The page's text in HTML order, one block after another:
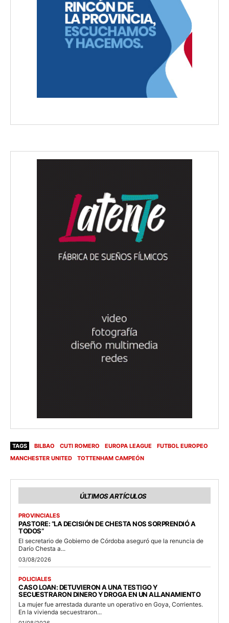
TAGS BILBAO CUTI ROMERO EUROPA LEAGUE
FUTBOL EUROPEO
MANCHESTER UNITED
TOTTENHAM CAMPEÓN
ÚLTIMOS ARTÍCULOS
PROVINCIALES
PASTORE: “LA DECISIÓN DE CHESTA NOS SORPRENDIÓ A
TODOS”
El secretario de Gobierno de Córdoba aseguró que la renuncia de
Darío Chesta a...
03/08/2026
POLICIALES
CASO LOAN: DETUVIERON A UNA TESTIGO Y
SECUESTRARON DINERO Y DROGA EN UN ALLANAMIENTO
La mujer fue arrestada durante un operativo en Goya, Corrientes.
En la vivienda secuestraron...